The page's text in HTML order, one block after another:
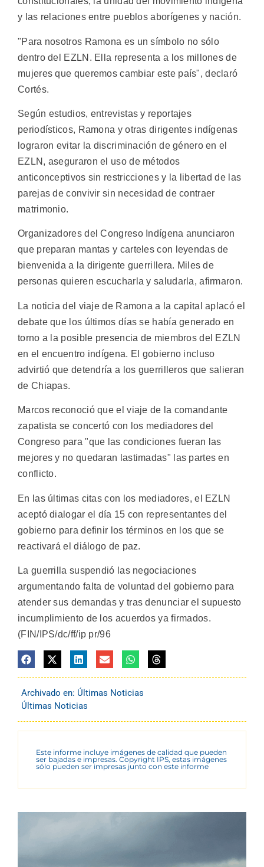
y las relaciones entre pueblos aborígenes y nación.
"Para nosotros Ramona es un símbolo no sólo
dentro del EZLN. Ella representa a los millones de
mujeres que queremos cambiar este país", declaró
Cortés.
Según estudios, entrevistas y reportajes
periodísticos, Ramona y otras dirigentes indígenas
lograron evitar la discriminación de género en el
EZLN, aseguraron el uso de métodos
anticonceptivos sin restricciones y la libertad de las
parejas de convivir sin necesidad de contraer
matrimonio.
Organizadores del Congreso Indígena anunciaron
que preparan mantas y carteles con leyendas de
bienvenida a la dirigente guerrillera. Miles de
personas quieren escucharla y saludarla, afirmaron.
La noticia del viaje de Ramona a la capital aplacó el
debate que los últimos días se había generado en
torno a la posible presencia de miembros del EZLN
en el encuentro indígena. El gobierno incluso
advirtió que detendría a los guerrilleros que salieran
de Chiapas.
Marcos reconoció que el viaje de la comandante
zapatista se concertó con los mediadores del
Congreso para "que las condiciones fueran las
mejores y no quedaran lastimadas" las partes en
conflicto.
En las últimas citas con los mediadores, el EZLN
aceptó dialogar el día 15 con representantes del
gobierno para definir los términos en los que se
reactivará el diálogo de paz.
La guerrilla suspendió las negociaciones
argumentando falta de voluntad del gobierno para
atender sus demandas y tras denunciar el supuesto
incumplimiento de los acuerdos ya firmados.
(FIN/IPS/dc/ff/ip pr/96
Archivado en: Últimas Noticias
Últimas Noticias
Este informe incluye imágenes de calidad que pueden
ser bajadas e impresas. Copyright IPS, estas imágenes
sólo pueden ser impresas junto con este informe